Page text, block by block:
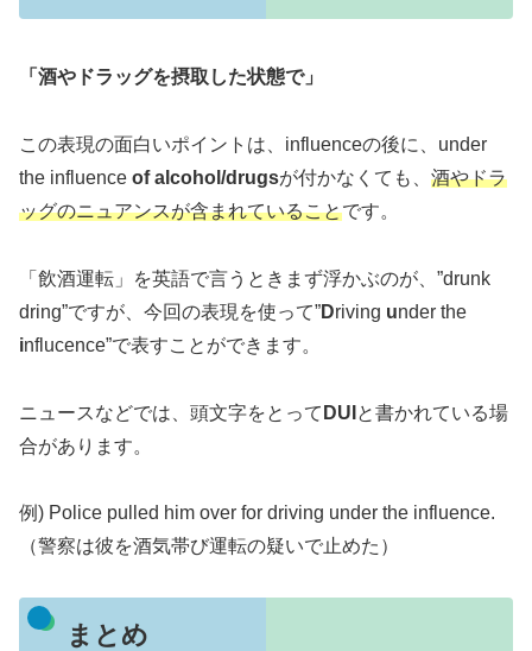
「酒やドラッグを摂取した状態で」
この表現の面白いポイントは、influenceの後に、under
the influence of alcohol/drugsが付かなくても、 酒やドラ
ッグのニュアンスが含まれていることです。
「飲酒運転」を英語で言うときまず浮かぶのが、”drunk
dring”ですが、今回の表現を使って”Driving under the
influcence”で表すことができます。
ニュースなどでは、頭文字をとって DUI と書かれている場
合があります。
例) Police pulled him over for driving under the influence.
（警察は彼を酒気帯び運転の疑いで止めた）
まとめ